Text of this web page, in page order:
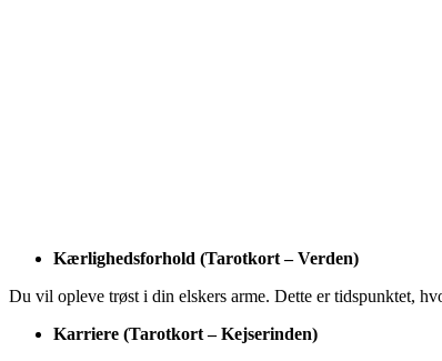
Kærlighedsforhold (Tarotkort – Verden)
Du vil opleve trøst i din elskers arme. Dette er tidspunktet,
Karriere (Tarotkort – Kejserinden)